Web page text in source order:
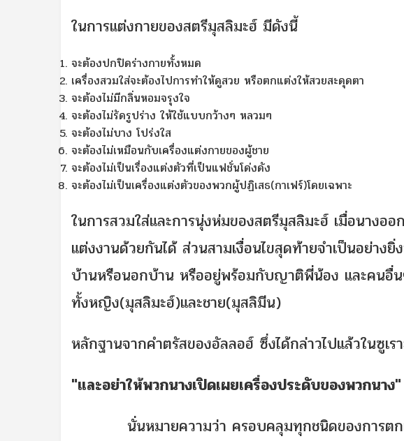
ในการแต่งกายของสตรีมุสลิมะฮ์ มีดังนี้
จะต้องปกปิดร่างกายทั้งหมด
เครื่องสวมใส่จะต้องไปการทำให้ดูสวย หรือตกแต่งให้สวยสะดุดตา
จะต้องไม่มีกลิ่นหอมจรุงใจ
จะต้องไม่รัดรูปร่าง ให้ใช้แบบกว้างๆ หลวมๆ
จะต้องไม่บาง โปร่งใส
จะต้องไม่เหมือนกับเครื่องแต่งกายของผู้ชาย
จะต้องไม่เป็นเรื่องแต่งตัวที่เป็นแฟชั่นโด่งดัง
จะต้องไม่เป็นเครื่องแต่งตัวของพวกผู้ปฏิเสธ(กาเฟร์)โดยเฉพาะ
ในการสวมใส่และการนุ่งห่มของสตรีมุสลิมะฮ์ เมื่อนาง
แต่งงานด้วยกันได้ ส่วนสามเงื่อนไขสุดท้ายจำเป็นอย่างยิ่
บ้านหรือนอกบ้าน หรืออยู่พร้อมกับญาติพี่น้อง และคนอื่น
ทั้งหญิง(มุสลิมะฮ์)และชาย(มุสลิมีน)
หลักฐานจากคำตรัสของอัลลอฮ์ ซึ่งได้กล่าวไปแล้วในซูเ
"และอย่าให้พวกนางเปิดเผยเครื่องประดับของพวกนาง"
นั่นหมายความว่า ครอบคลุมทุกชนิดของการตกแ